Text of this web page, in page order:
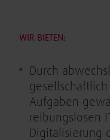
WIR BIETEN:
Durch
Aufgaben
reibungslosen
Digitalisierung